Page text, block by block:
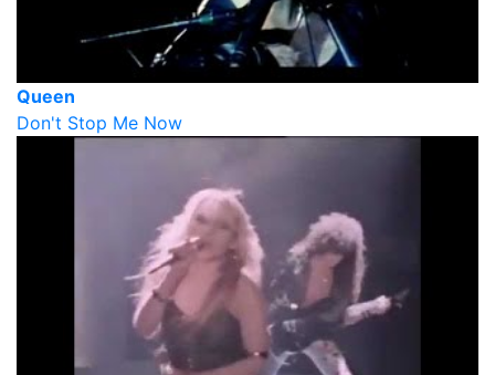
Queen
Don't Stop Me Now